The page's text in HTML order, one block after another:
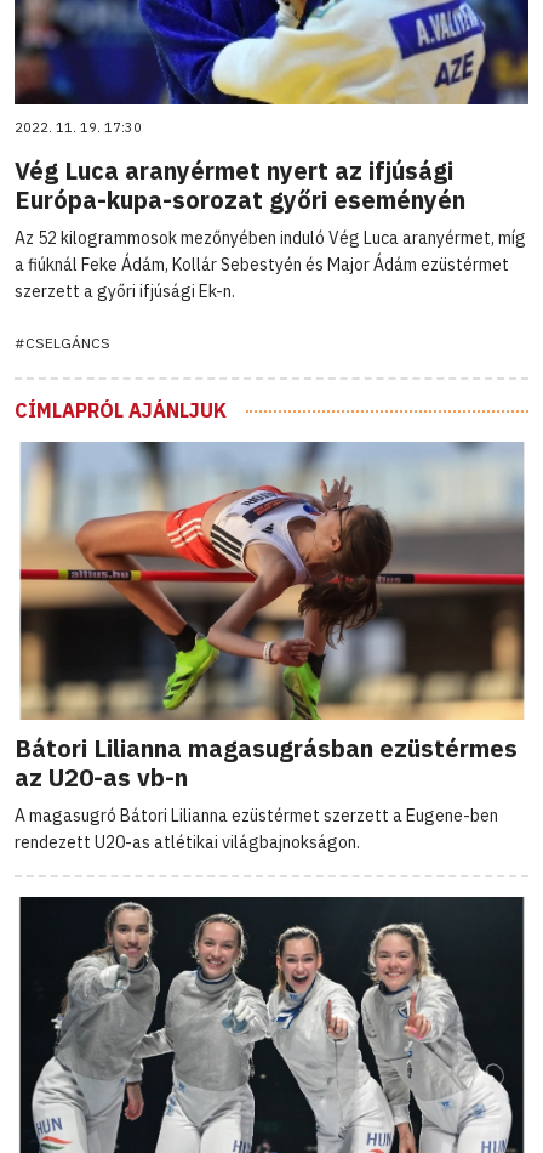
2022. 11. 19. 17:30
Vég Luca aranyérmet nyert az ifjúsági
Európa-kupa-sorozat győri eseményén
Az 52 kilogrammosok mezőnyében induló Vég Luca aranyérmet, míg
a fiúknál Feke Ádám, Kollár Sebestyén és Major Ádám ezüstérmet
szerzett a győri ifjúsági Ek-n.
#CSELGÁNCS
CÍMLAPRÓL AJÁNLJUK
Bátori Lilianna magasugrásban ezüstérmes
az U20-as vb-n
A magasugró Bátori Lilianna ezüstérmet szerzett a Eugene-ben
rendezett U20-as atlétikai világbajnokságon.